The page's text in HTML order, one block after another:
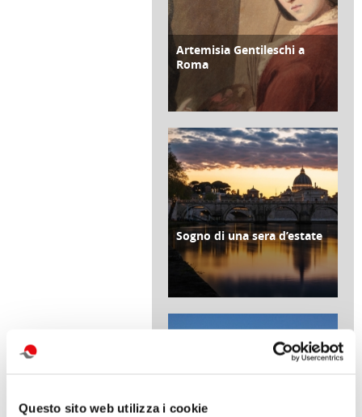
Questo sito web utilizza i cookie
ATTIVITÀ
Artemisia Gentileschi a
Roma
13 Luglio 2026
ATTIVITÀ
Sogno di una sera d’estate